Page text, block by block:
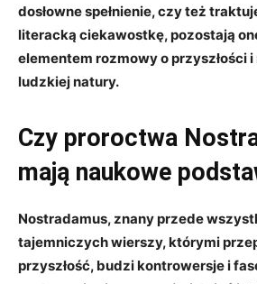
dosłowne spełnienie, czy ⁤też
literacką ciekawostkę, pozostają
elementem⁢ rozmowy o przyszłości
ludzkiej natury.
Czy proroctwa
mają naukowe
Nostradamus, znany przede
⁢tajemniczych​ wierszy, którymi
‌przyszłość,‌ budzi kontrowersje i